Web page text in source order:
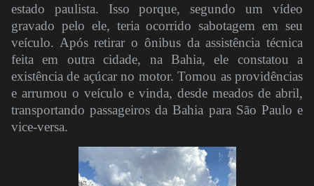
estado paulista. Isso porque, segundo um vídeo
gravado pelo ele, teria ocorrido sabotagem em seu
veículo. Após retirar o ônibus da assistência técnica
feita em outra cidade, na Bahia, ele constatou a
existência de açúcar no motor. Tomou as providências
e arrumou o veículo e vinda, desde meados de abril,
transportando passageiros da Bahia para São Paulo e
vice-versa.